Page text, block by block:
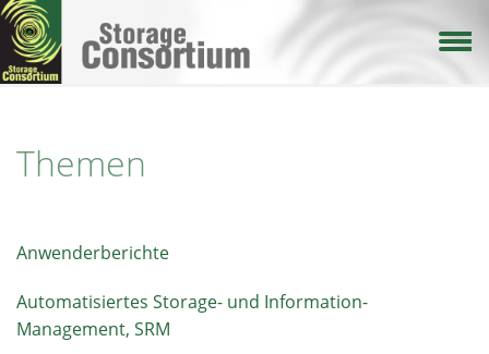
Direkt
zum
Inhalt
Themen
Anwenderberichte
Automatisiertes Storage- und Information-
Management, SRM